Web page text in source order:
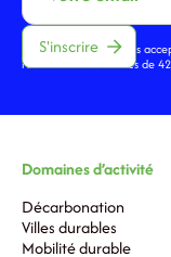
En vous inscrivant, vous
recevoir des actualités de
Domaines d’activité
Décarbonation
Villes durables
Mobilité durable